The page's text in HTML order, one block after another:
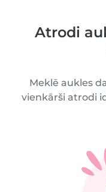
Atrodi
Meklē aukles
vienkārši atrodi